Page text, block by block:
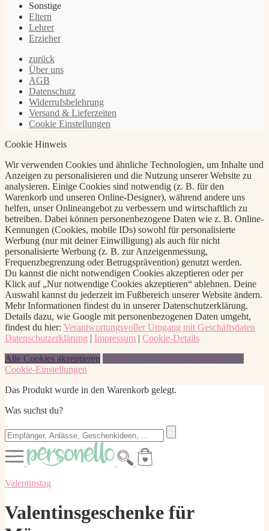
Sonstige
Eltern
Lehrer
Erzieher
zurück
Über uns
AGB
Datenschutz
Widerrufsbelehrung
Versand & Lieferzeiten
Cookie Einstellungen
Cookie Hinweis
Wir verwenden Cookies und ähnliche Technologien, um Inhalte und
Anzeigen zu personalisieren und die Nutzung unserer Website zu
analysieren. Einige Cookies sind notwendig (z. B. für den
Warenkorb und unseren Online-Designer), während andere uns
helfen, unser Onlineangebot zu verbessern und wirtschaftlich zu
betreiben. Dabei können personenbezogene Daten wie z. B. Online-
Kennungen (Cookies, mobile IDs) sowohl für personalisierte
Werbung (nur mit deiner Einwilligung) als auch für nicht
personalisierte Werbung (z. B. zur Anzeigenmessung,
Frequenzbegrenzung oder Betrugsprävention) genutzt werden.
Du kannst die nicht notwendigen Cookies akzeptieren oder per
Klick auf „Nur notwendige Cookies akzeptieren“ ablehnen. Deine
Auswahl kannst du jederzeit im Fußbereich unserer Website ändern.
Mehr Informationen findest du in unserer Datenschutzerklärung.
Details dazu, wie Google mit personenbezogenen Daten umgeht,
findest du hier: Verantwortungsvoller Umgang mit Geschäftsdaten
Datenschutzerklärung | Impressum | Cookie-Details
Alle Cookies akzeptieren Nur notwendige Cookies akzeptieren
Cookie-Einstellungen
Das Produkt wurde in den Warenkorb gelegt.
Was suchst du?
Valentinstag
Valentinsgeschenke für